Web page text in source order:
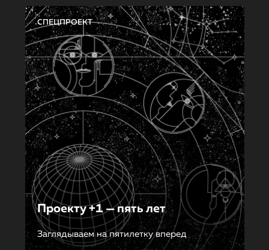
СПЕЦПРОЕКТ
Проекту +1 — пять лет
Заглядываем на пятилетку вперед